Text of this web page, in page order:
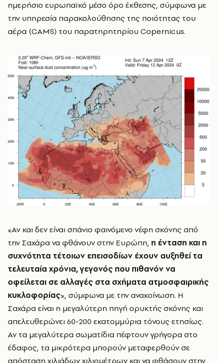
ημερήσιο ευρωπαϊκό μέσο όρο έκθεσης, σύμφωνα με
την υπηρεσία παρακολούθησης της ποιότητας του
αέρα (CAMS) του παρατηρητηρίου Copernicus.
«Αν και δεν είναι σπάνιο φαινόμενο νέφη σκόνης από
την Σαχάρα να φθάνουν στην Ευρώπη, η ένταση και η
συχνότητα τέτοιων επεισοδίων έχουν αυξηθεί τα
τελευταία χρόνια, γεγονός που πιθανόν να
οφείλεται σε αλλαγές στα σχήματα ατμοσφαιρικής
κυκλοφορίας», σύμφωνα με την ανακοίνωση. Η
Σαχάρα είναι η μεγαλύτερη πηγή ορυκτής σκόνης και
απελευθερώνει 60-200 εκατομμύρια τόνους ετησίως.
Αν τα μεγαλύτερα σωματίδια πέφτουν γρήγορα στο
έδαφος, τα μικρότερα μπορούν μεταφερθούν σε
απόσταση χιλιάδων χιλιομέτρων και να φθάσουν στην